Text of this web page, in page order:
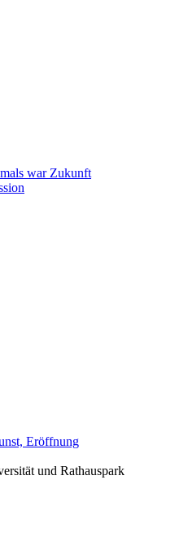
war Zukunft
Eröffnung
und Rathauspark